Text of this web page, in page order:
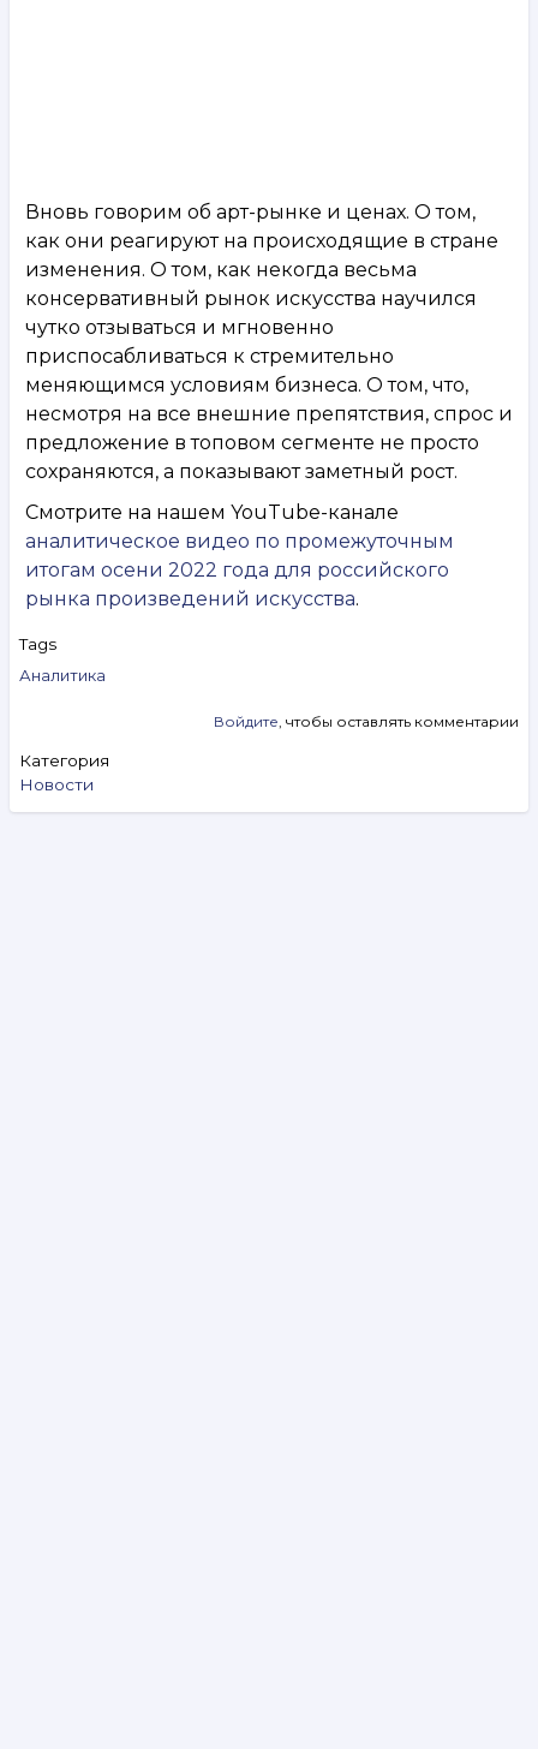
Вновь говорим об арт-рынке и ценах. О том,
как они реагируют на происходящие в стране
изменения. О том, как некогда весьма
консервативный рынок искусства научился
чутко отзываться и мгновенно
приспосабливаться к стремительно
меняющимся условиям бизнеса. О том, что,
несмотря на все внешние препятствия, спрос и
предложение в топовом сегменте не просто
сохраняются, а показывают заметный рост.
Смотрите на нашем YouTube-канале
аналитическое видео по промежуточным
итогам осени 2022 года для российского
рынка произведений искусства.
Tags
Аналитика
Войдите , чтобы оставлять комментарии
Категория
Новости